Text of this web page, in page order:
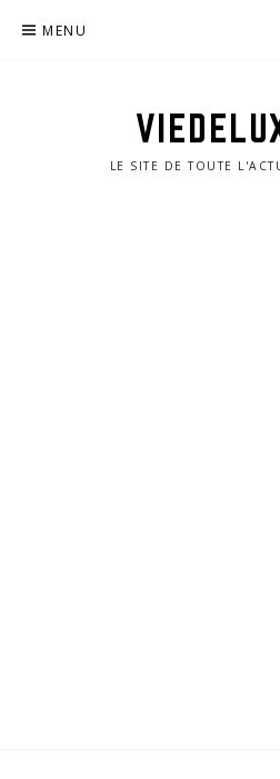
MENU
LE SITE DE TOUTE